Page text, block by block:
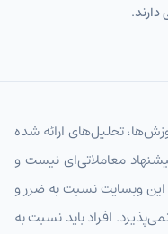
تحلیل‌های ارائه شده
معاملاتی‌ای نیست و
این وبسایت نسبت به ضرر و
افراد باید نسبت به